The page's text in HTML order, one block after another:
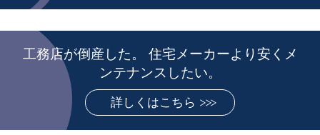
工務店が倒産した。 住宅メーカーより安くメ
ンテナンスしたい。
詳しくはこちら